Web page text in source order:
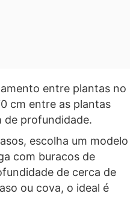
entre plantas no
cm entre as plantas
de profundidade.
escolha um modelo
com buracos de
de cerca de
ou cova, o ideal é